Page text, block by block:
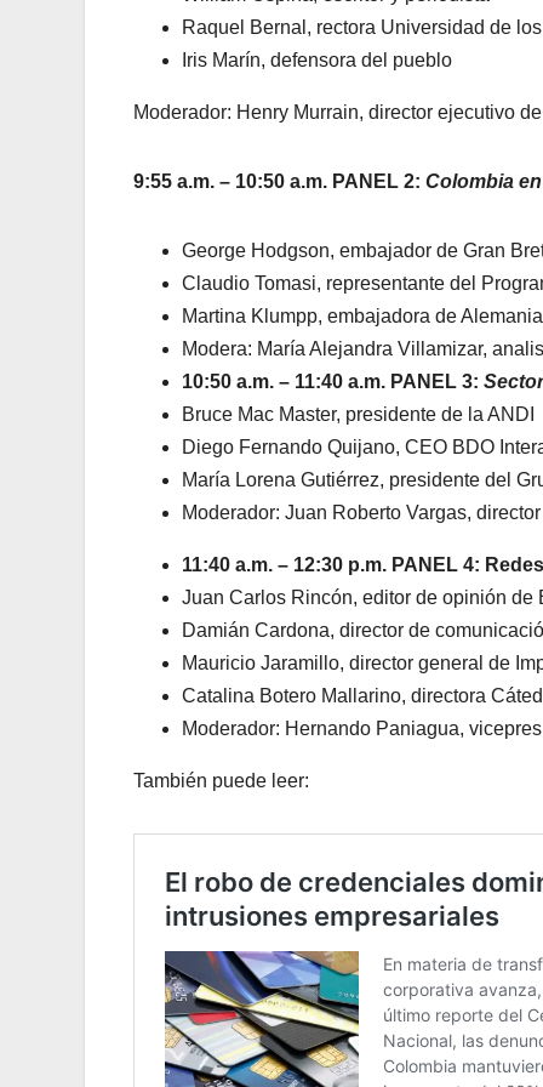
Raquel Bernal, rectora Universidad de
Iris Marín, defensora del pueblo
Moderador: Henry Murrain, director ejecutivo
9:55 a.m. – 10:50 a.m. PANEL 2: Colombia
George Hodgson, embajador de Gran
Claudio Tomasi, representante del
Martina Klumpp, embajadora de Alemania
Modera: María Alejandra Villamizar,
10:50 a.m. – 11:40 a.m. PANEL 3:
Bruce Mac Master, presidente de la ANDI
Diego Fernando Quijano, CEO BDO
María Lorena Gutiérrez, presidente del
Moderador: Juan Roberto Vargas,
11:40 a.m. – 12:30 p.m. PANEL 4:
Juan Carlos Rincón, editor de opinión de
Damián Cardona, director de
Mauricio Jaramillo, director general de
Catalina Botero Mallarino, directora
Moderador: Hernando Paniagua,
También puede leer: